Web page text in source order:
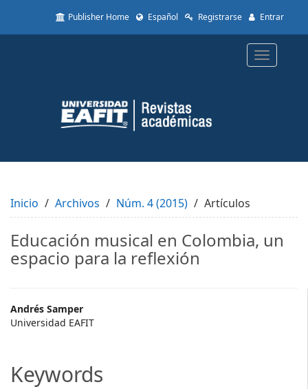
to
Content
Sidebar
Publisher Home Español Registrarse Entrar
Toggle
Inicio Archivos Núm. 4 (2015) Artículos
Educación musical en Colombia, un
espacio para la reflexión
Main
Article
Andrés Samper
Universidad EAFIT
Keywords